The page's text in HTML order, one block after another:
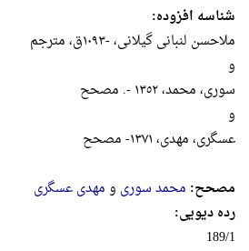
شناسه افزوده:
ملاحسن لنبانى گيلانى، -١٠٩٣ق، مترجم
و
سورى، محمد، ١٣٥٢ -. مصحح
و
عسگرى، مهدى، ١٣٧١- مصحح
مصحح: محمد سوری ومهدی عسگری
رده دیویی:
189/1